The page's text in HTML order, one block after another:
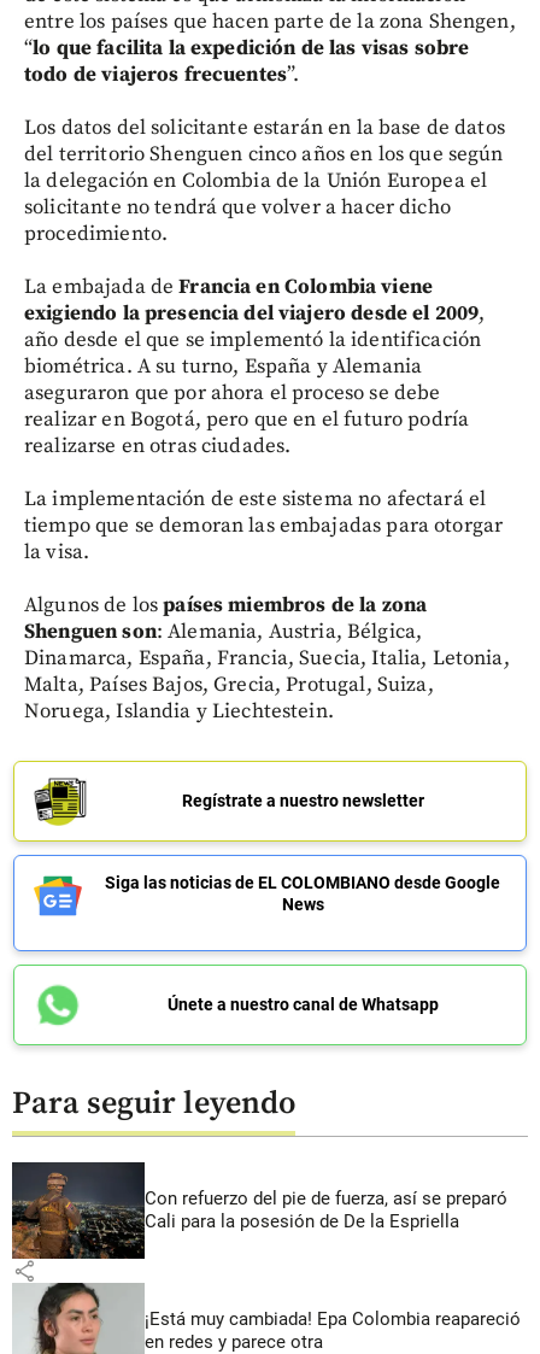
entre los países que hacen parte de la zona Shengen,
“lo que facilita la expedición de las visas sobre
todo de viajeros frecuentes”.
Los datos del solicitante estarán en la base de datos
del territorio Shenguen cinco años en los que según
la delegación en Colombia de la Unión Europea el
solicitante no tendrá que volver a hacer dicho
procedimiento.
La embajada deFrancia en Colombia viene
exigiendo la presencia del viajero desde el 2009,
año desde el que se implementó la identificación
biométrica. A su turno, España y Alemania
aseguraron que por ahora el proceso se debe
realizar en Bogotá, pero que en el futuro podría
realizarse en otras ciudades.
La implementación de este sistema no afectará el
tiempo que se demoran las embajadas para otorgar
la visa.
Algunos de lospaíses miembros de la zona
Shenguen son: Alemania, Austria, Bélgica,
Dinamarca, España, Francia, Suecia, Italia, Letonia,
Malta, Países Bajos, Grecia, Protugal, Suiza,
Noruega, Islandia y Liechtestein.
Regístrate a nuestro newsletter
Siga las noticias de EL COLOMBIANO desde Google
News
Únete a nuestro canal de Whatsapp
Para seguir leyendo
Con refuerzo del pie de fuerza, así se preparó
Cali para la posesión de De la Espriella
share
¡Está muy cambiada! Epa Colombia reapareció
en redes y parece otra